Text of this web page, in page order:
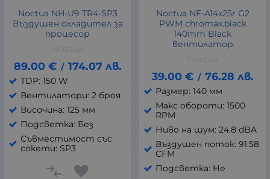
Noctua NH-U9 TR4-SP3
Въздушен охладител за
процесор
89.00 € / 174.07 лв.
TDP: 150 W
Вентилатори: 2 броя
Височина: 125 мм
Подсветка: Без
Съвместимост със
сокети: SP3
Noctua NF-A14x25r G2
PWM chromax.black
140mm Black
вентилатор
39.00 € / 76.28 лв.
Размер: 140 мм
Макс обороти: 1500
RPM
Ниво на шум: 24.8 dBA
Въздушен поток: 91.58
CFM
Подсветка: Не